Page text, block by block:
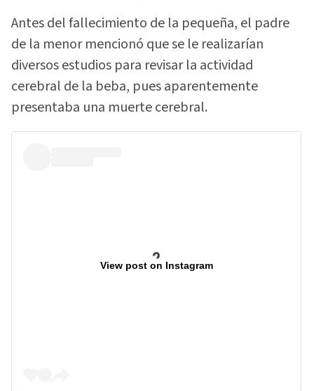
Antes del fallecimiento de la pequeña, el padre
de la menor mencionó que se le realizarían
diversos estudios para revisar la actividad
cerebral de la beba, pues aparentemente
presentaba una muerte cerebral.
View post on Instagram